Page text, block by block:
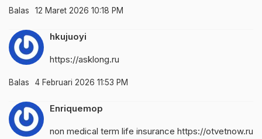
Balas 12 Maret 2026 10:18 PM
hkujuoyi
https://asklong.ru
Balas 4 Februari 2026 11:53 PM
Enriquemop
non medical term life insurance https://otvetnow.ru